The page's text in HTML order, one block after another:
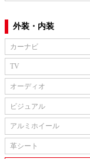
外装・内装
カーナビ
TV
オーディオ
ビジュアル
アルミホイール
革シート